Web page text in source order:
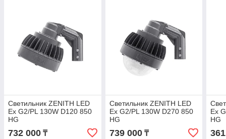
Светильник ZENITH LED
Ex G2/PL 130W D120 850
HG
732 000 ₸
Светильник ZENITH LED
Ex G2/PL 130W D270 850
HG
739 000₸
Ex
HG